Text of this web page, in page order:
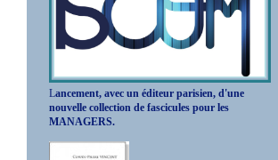
Lancement, avec un éditeur parisien, d'une
nouvelle collection de fascicules pour les
MANAGERS.